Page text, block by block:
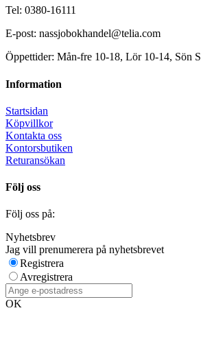
Tel: 0380-16111
E-post: nassjobokhandel@telia.com
Öppettider: Mån-fre 10-18, Lör 10-14, Sön
Information
Startsidan
Köpvillkor
Kontakta oss
Kontorsbutiken
Returansökan
Följ oss
Följ oss på:
Nyhetsbrev
Jag vill prenumerera på nyhetsbrevet
Registrera
Avregistrera
OK